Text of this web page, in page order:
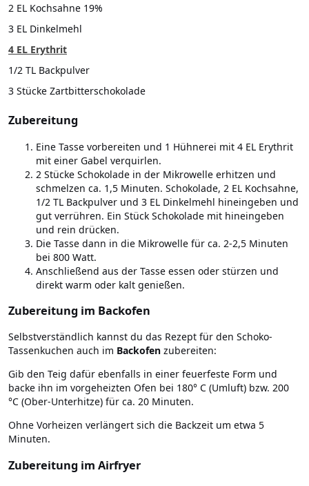
2 EL Kochsahne 19%
3 EL Dinkelmehl
4 EL Erythrit
1/2 TL Backpulver
3 Stücke Zartbitterschokolade
Zubereitung
Eine Tasse vorbereiten und 1 Hühnerei mit 4 EL Erythrit
mit einer Gabel verquirlen.
2 Stücke Schokolade in der Mikrowelle erhitzen und
schmelzen ca. 1,5 Minuten. Schokolade, 2 EL Kochsahne,
1/2 TL Backpulver und 3 EL Dinkelmehl hineingeben und
gut verrühren. Ein Stück Schokolade mit hineingeben
und rein drücken.
Die Tasse dann in die Mikrowelle für ca. 2-2,5 Minuten
bei 800 Watt.
Anschließend aus der Tasse essen oder stürzen und
direkt warm oder kalt genießen.
Zubereitung im Backofen
Selbstverständlich kannst du das Rezept für den Schoko-
Tassenkuchen auch im Backofen zubereiten:
Gib den Teig dafür ebenfalls in einer feuerfeste Form und
backe ihn im vorgeheizten Ofen bei 180° C (Umluft) bzw. 200
°C (Ober-Unterhitze) für ca. 20 Minuten.
Ohne Vorheizen verlängert sich die Backzeit um etwa 5
Minuten.
Zubereitung im Airfryer